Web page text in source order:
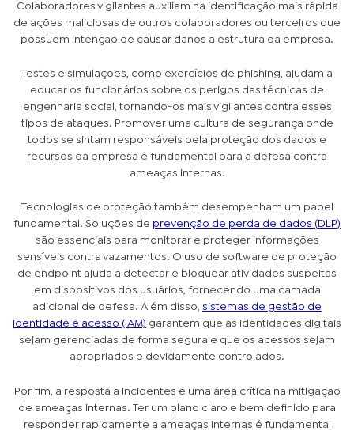
Colaboradores vigilantes auxiliam na identificação mais rápida
de ações maliciosas de outros colaboradores ou terceiros que
possuem intenção de causar danos a estrutura da empresa.
Testes e simulações, como exercícios de phishing, ajudam a
educar os funcionários sobre os perigos das técnicas de
engenharia social, tornando-os mais vigilantes contra esses
tipos de ataques. Promover uma cultura de segurança onde
todos se sintam responsáveis pela proteção dos dados e
recursos da empresa é fundamental para a defesa contra
ameaças internas.
Tecnologias de proteção também desempenham um papel
fundamental. Soluções de prevenção de perda de dados (DLP)
são essenciais para monitorar e proteger informações
sensíveis contra vazamentos. O uso de software de proteção
de endpoint ajuda a detectar e bloquear atividades suspeitas
em dispositivos dos usuários, fornecendo uma camada
adicional de defesa. Além disso, sistemas de gestão de
identidade e acesso (IAM) garantem que as identidades digitais
sejam gerenciadas de forma segura e que os acessos sejam
apropriados e devidamente controlados.
Por fim, a resposta a incidentes é uma área crítica na mitigação
de ameaças internas. Ter um plano claro e bem definido para
responder rapidamente a ameaças internas é fundamental